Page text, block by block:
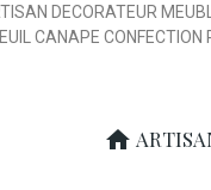
DECORATEUR
CANAPE CONFECTION